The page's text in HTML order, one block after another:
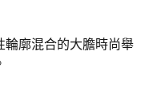
輪廓混合的大膽時尚舉